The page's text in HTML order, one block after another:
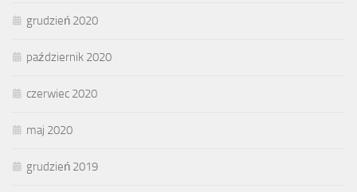
grudzień 2020
październik 2020
czerwiec 2020
maj 2020
grudzień 2019